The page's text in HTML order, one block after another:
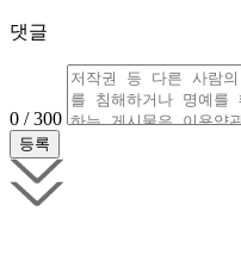
댓글
0 / 300